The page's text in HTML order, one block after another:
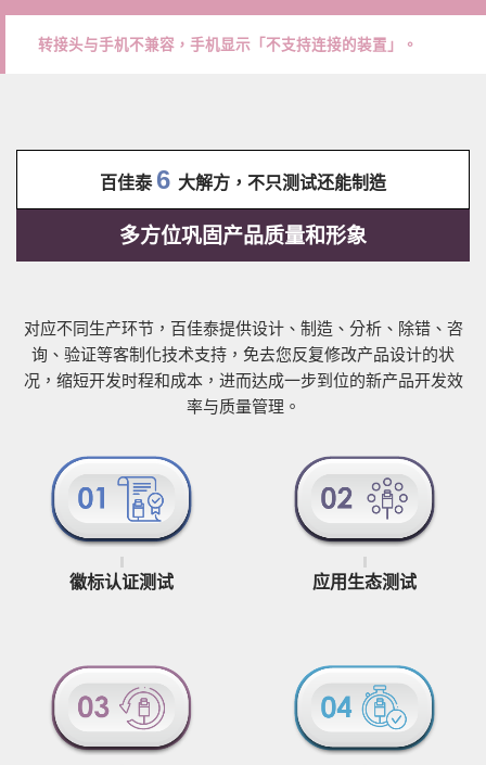
转接头与手机不兼容，手机显示「不支持连接的装置」。
百佳泰 6 大解方，不只测试还能制造
多方位巩固产品质量和形象
对应不同生产环节，百佳泰提供设计、制造、分析、除错、咨
询、验证等客制化技术支持，免去您反复修改产品设计的状
况，缩短开发时程和成本，进而达成一步到位的新产品开发效
率与质量管理。
徽标认证测试 应用生态测试